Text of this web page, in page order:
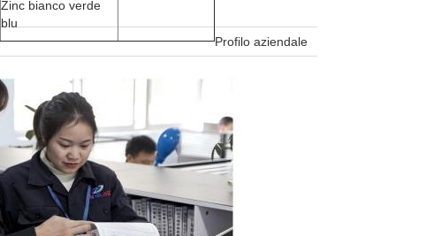
Zinc bianco verde
blu
Profilo aziendale